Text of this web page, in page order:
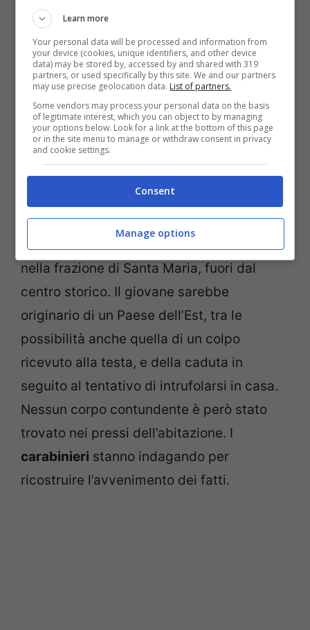
tarda mattinata di oggi, 9 agosto, è stato
trovato intorno alle 12.00 il corpo senza
vita diun giovane di 25 anni, ancora non
identificato. A dare l’allarme i proprietari di
un’abitazione che hanno trovato il corpo
nel giardino. Il ragazzo, trovato sotto una
balaustra, presentava una gravissima
ferita alla testa, procuratosi forse a causa
di una caduta. Dalle prime ipotesi, è
emerso che il25ennesarebbe caduto da
un terrazzo che si trovava in via Staglio,
nella frazione di Santa Maria, fuori dal
centro storico. Il giovane sarebbe
originario di un Paese dell’Est, tra le
possibilità anche quella di un colpo
ricevuto alla testa, e della caduta in
seguito al tentativo di intrufolarsi in casa.
Nessun corpo contundente è però stato
trovato nei pressi dell’abitazione. I
carabinieri stanno indagando per
ricostruire l’avvenimento dei fatti.
Learn more
Your personal data will be processed and information from
your device (cookies, unique identifiers, and other device
data) may be stored by, accessed by and shared with 319
partners, or used specifically by this site. We and our partners
may use precise geolocation data. List of partners.
Some vendors may process your personal data on the basis
of legitimate interest, which you can object to by managing
your options below. Look for a link at the bottom of this page
or in the site menu to manage or withdraw consent in privacy
and cookie settings.
Consent
Manage options